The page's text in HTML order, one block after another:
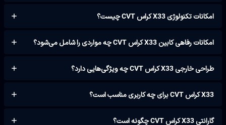
امکانات تکنولوژی X33 کراس CVT چیست؟
امکانات رفاهی کابین X33 کراس CVT چه مواردی را شامل می‌شود؟
طراحی خارجی X33 کراس CVT چه ویژگی‌هایی دارد؟
X33 کراس CVT برای چه کاربری مناسب است؟
گارانتی X33 کراس CVT چگونه است؟